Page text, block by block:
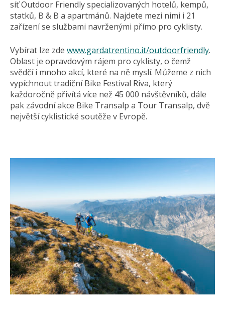
síť Outdoor Friendly specializovaných hotelů, kempů,
statků, B & B a apartmánů. Najdete mezi nimi i 21
zařízení se službami navrženými přímo pro cyklisty.
Vybírat lze zde www.gardatrentino.it/outdoorfriendly.
Oblast je opravdovým rájem pro cyklisty, o čemž
svědčí i mnoho akcí, které na ně myslí. Můžeme z nich
vypíchnout tradiční Bike Festival Riva, který
každoročně přivítá více než 45 000 návštěvníků, dále
pak závodní akce Bike Transalp a Tour Transalp, dvě
největší cyklistické soutěže v Evropě.